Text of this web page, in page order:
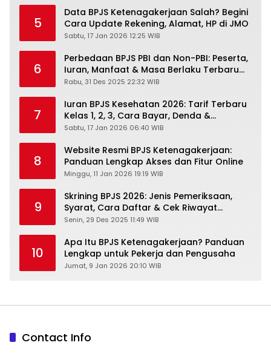
5
Data BPJS Ketenagakerjaan Salah? Begini
Cara Update Rekening, Alamat, HP di JMO
Sabtu, 17 Jan 2026 12:25 WIB
6
Perbedaan BPJS PBI dan Non-PBI: Peserta,
Iuran, Manfaat & Masa Berlaku Terbaru
2026
Rabu, 31 Des 2025 22:32 WIB
7
Iuran BPJS Kesehatan 2026: Tarif Terbaru
Kelas 1, 2, 3, Cara Bayar, Denda &
Panduan Lengkap Peserta JKN-KIS
Sabtu, 17 Jan 2026 06:40 WIB
8
Website Resmi BPJS Ketenagakerjaan:
Panduan Lengkap Akses dan Fitur Online
Minggu, 11 Jan 2026 19:19 WIB
9
Skrining BPJS 2026: Jenis Pemeriksaan,
Syarat, Cara Daftar & Cek Riwayat
Kesehatan Gratis
Senin, 29 Des 2025 11:49 WIB
10
Apa Itu BPJS Ketenagakerjaan? Panduan
Lengkap untuk Pekerja dan Pengusaha
Jumat, 9 Jan 2026 20:10 WIB
Contact Info